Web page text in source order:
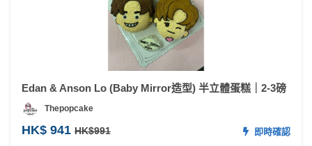
Edan & Anson Lo (Baby Mirror造型) 半立體蛋糕｜2-3磅
Thepopcake
HK$ 941 HK$991
即時確認